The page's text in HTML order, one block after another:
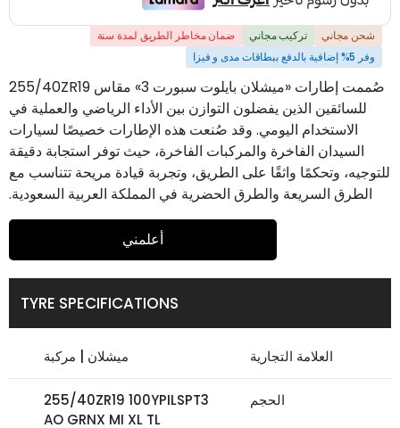
شحن مجاني تركيب مجاني
ضمان مخاطر الطريق لمدة سنة
وفر 5% إضافية بالدفع ببطاقات مدى و فيزا
صُممت إطارات «ميشلان بايلوت سبورت 3» مقاس 255/40ZR19
للسائقين الذين يفضلون التوازن بين الأداء الرياضي والعملية في
الاستخدام اليومي. وقد صُنعت هذه الإطارات خصيصًا لسيارات
السيدان الفاخرة والمركبات الفاخرة، حيث توفر استجابة دقيقة
للتوجيه، وتحكمًا واثقًا على الطريق، وتجربة قيادة مريحة تتناسب مع
الطرق السريعة والطرق الحضرية في المملكة العربية السعودية.
أعلمني
TYRE SPECIFICATIONS
العلامة التجارية ميشلان | مركبة
الحجم
255/40ZR19 100YPILSPT3
AO GRNX MI XL TL